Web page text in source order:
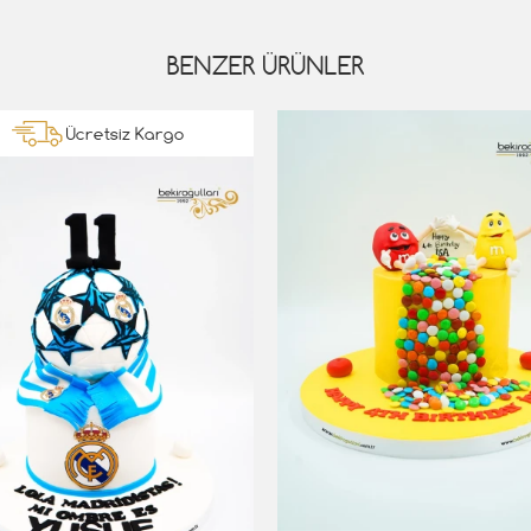
BENZER ÜRÜNLER
Ücretsiz Kargo